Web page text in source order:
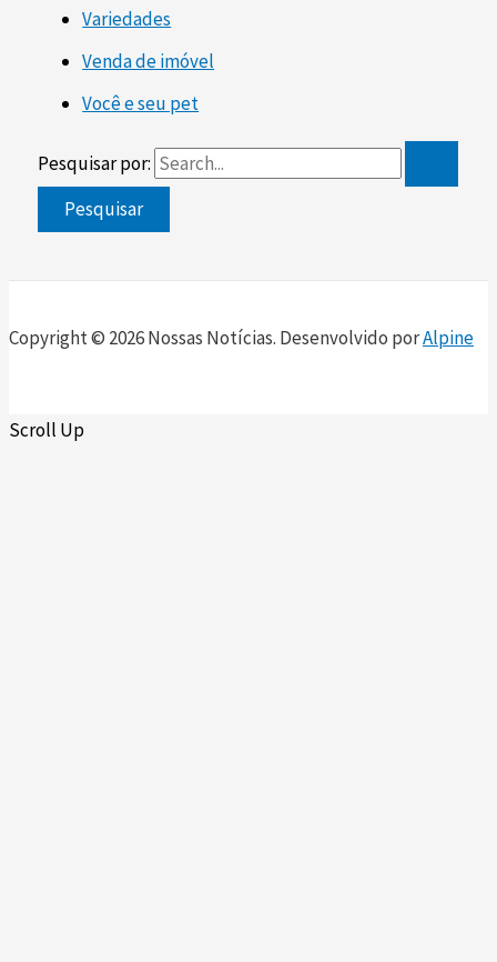
Variedades
Venda de imóvel
Você e seu pet
Pesquisar por:
Copyright © 2026 Nossas Notícias. Desenvolvido porAlpine
Scroll Up